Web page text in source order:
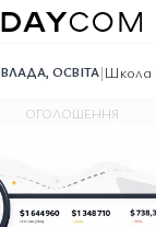
ВЛАДА, ОСВІТА|Школа
ОГОЛОШЕННЯ